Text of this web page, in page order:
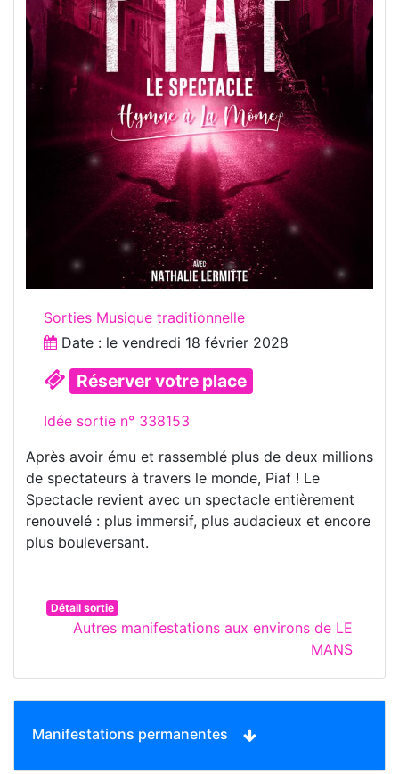
Sorties Musique traditionnelle
Date : le vendredi 18 février 2028
Réserver votre place
Idée sortie n° 338153
Après avoir ému et rassemblé plus de deux millions
de spectateurs à travers le monde, Piaf ! Le
Spectacle revient avec un spectacle entièrement
renouvelé : plus immersif, plus audacieux et encore
plus bouleversant.
Détail sortie
Autres manifestations aux environs de LE
MANS
Manifestations permanentes